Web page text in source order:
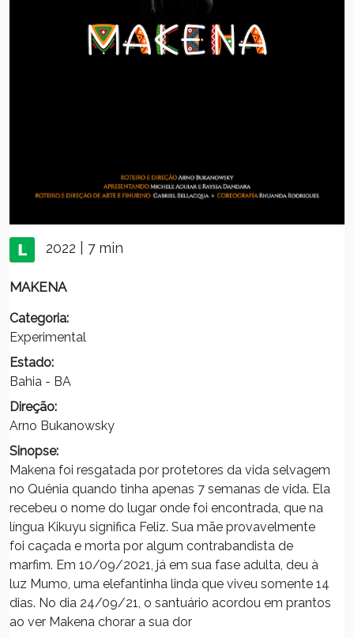
2022 | 7 min
MAKENA
Categoria:
Experimental
Estado:
Bahia - BA
Direção:
Arno Bukanowsky
Sinopse:
Makena foi resgatada por protetores da vida selvagem
no Quênia quando tinha apenas 7 semanas de vida. Ela
recebeu o nome do lugar onde foi encontrada, que na
língua Kikuyu significa Feliz. Sua mãe provavelmente
foi caçada e morta por algum contrabandista de
marfim. Em 10/09/2021, já em sua fase adulta, deu à
luz Mumo, uma elefantinha linda que viveu somente 14
dias. No dia 24/09/21, o santuário acordou em prantos
ao ver Makena chorar a sua dor